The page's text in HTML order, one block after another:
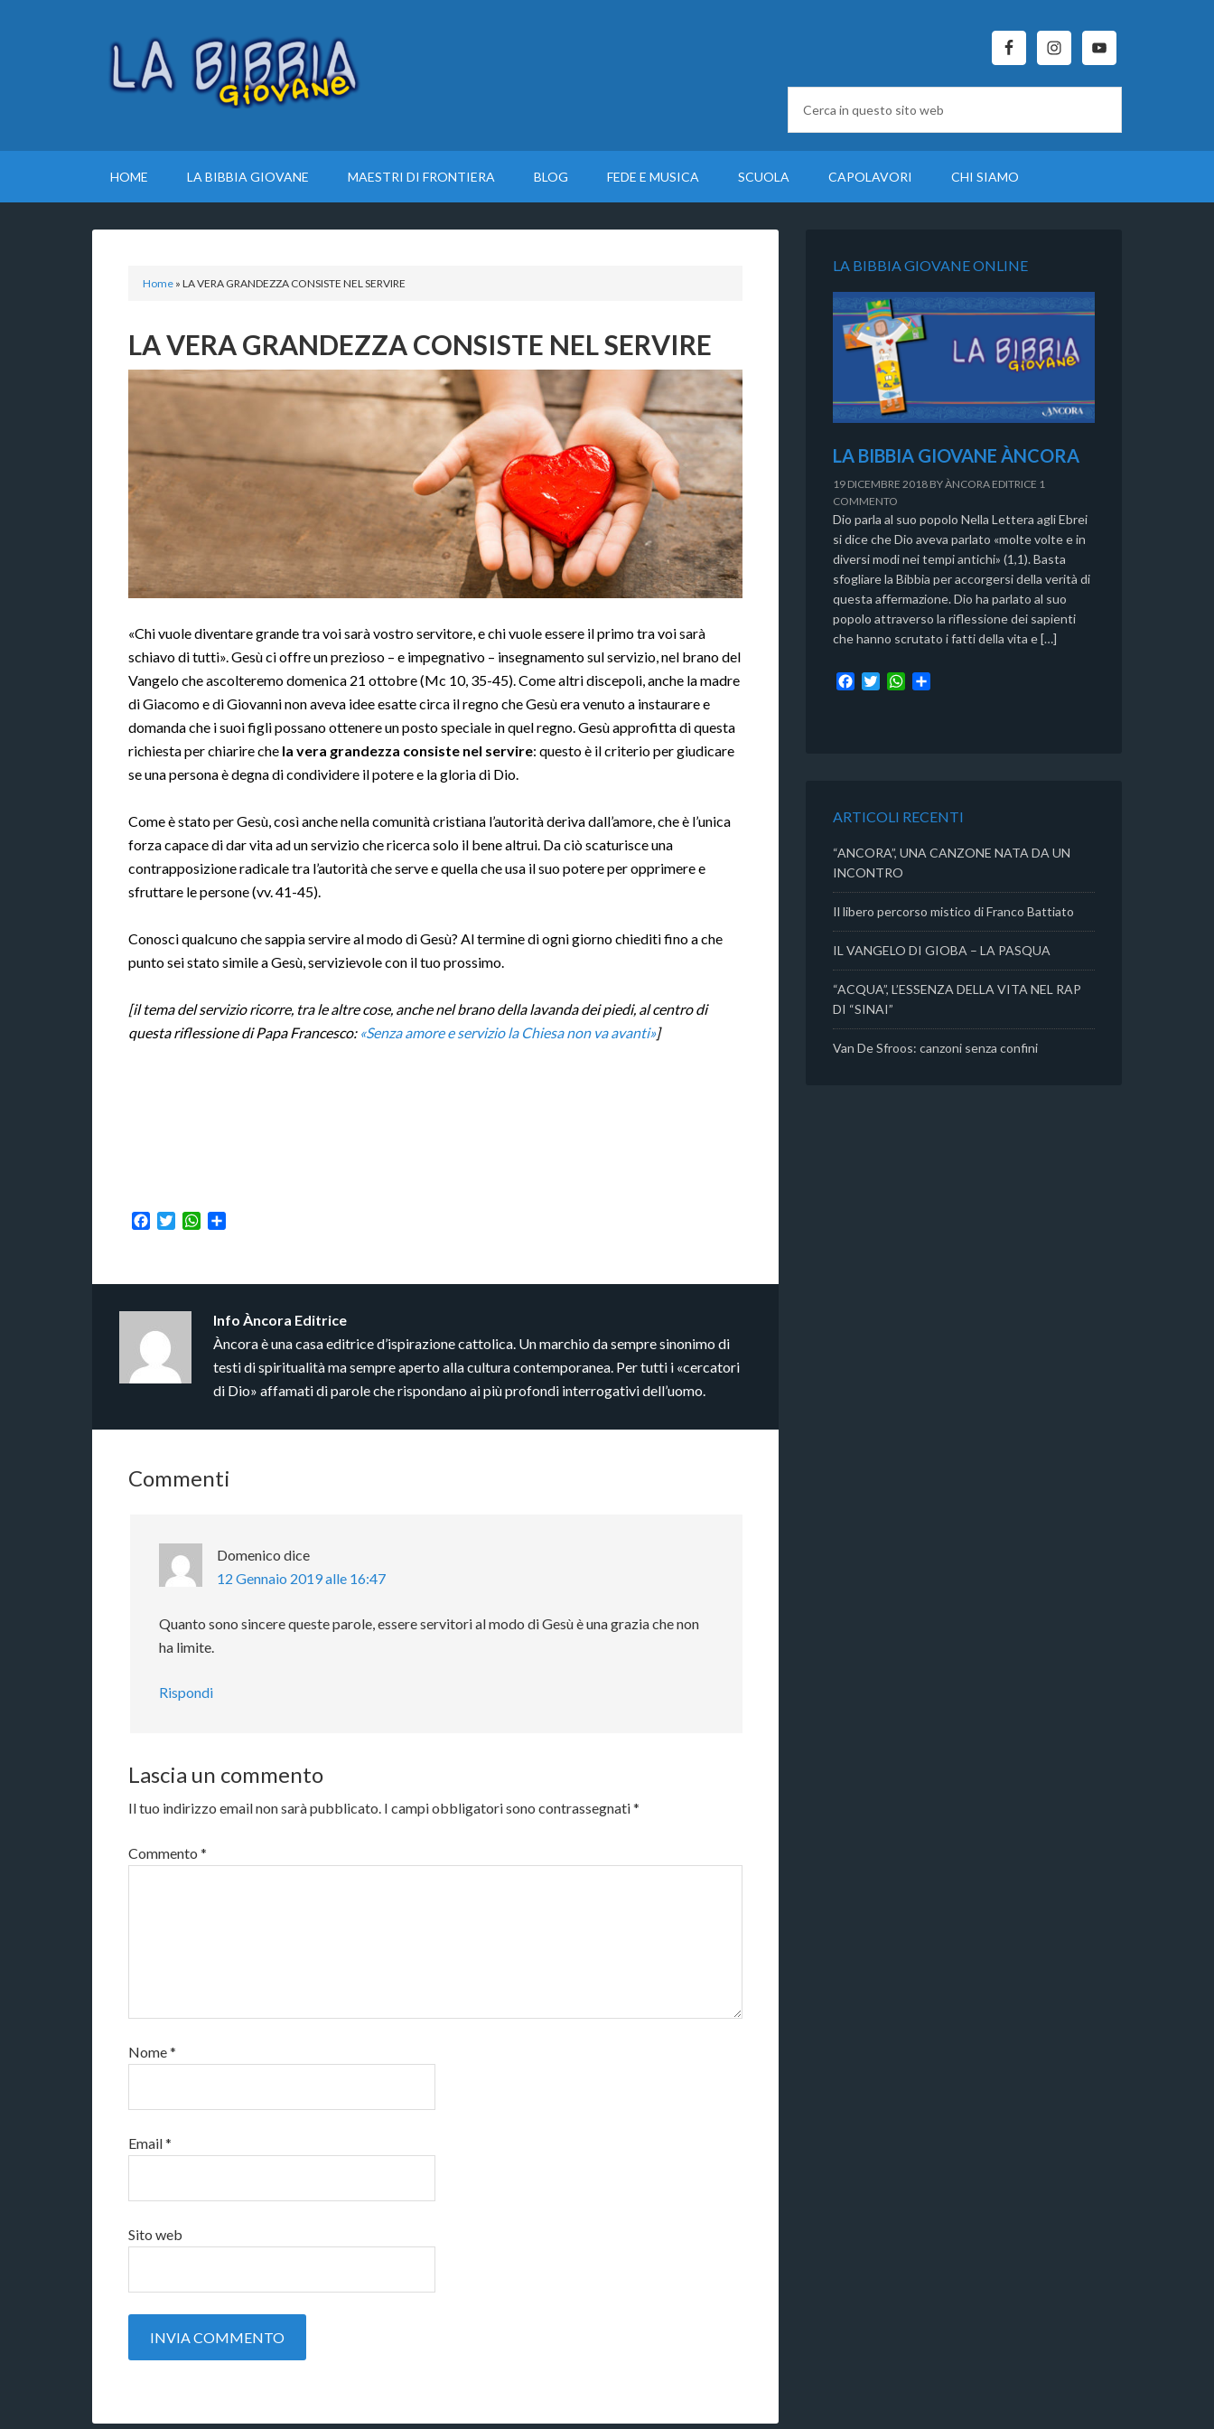
HOME LA BIBBIA GIOVANE MAESTRI DI FRONTIERA BLOG FEDE E MUSICA SCUOLA CAPOLAVORI CHI SIAMO
Home » LA VERA GRANDEZZA CONSISTE NEL SERVIRE
LA VERA GRANDEZZA CONSISTE NEL SERVIRE
«Chi vuole diventare grande tra voi sarà vostro servitore, e chi vuole essere il primo tra voi sarà
schiavo di tutti». Gesù ci offre un prezioso – e impegnativo – insegnamento sul servizio, nel brano del
Vangelo che ascolteremo domenica 21 ottobre (Mc 10, 35-45). Come altri discepoli, anche la madre
di Giacomo e di Giovanni non aveva idee esatte circa il regno che Gesù era venuto a instaurare e
domanda che i suoi figli possano ottenere un posto speciale in quel regno. Gesù approfitta di questa
richiesta per chiarire che la vera grandezza consiste nel servire: questo è il criterio per giudicare
se una persona è degna di condividere il potere e la gloria di Dio.
Come è stato per Gesù, così anche nella comunità cristiana l’autorità deriva dall’amore, che è l’unica
forza capace di dar vita ad un servizio che ricerca solo il bene altrui. Da ciò scaturisce una
contrapposizione radicale tra l’autorità che serve e quella che usa il suo potere per opprimere e
sfruttare le persone (vv. 41-45).
Conosci qualcuno che sappia servire al modo di Gesù? Al termine di ogni giorno chiediti fino a che
punto sei stato simile a Gesù, servizievole con il tuo prossimo.
[il tema del servizio ricorre, tra le altre cose, anche nel brano della lavanda dei piedi, al centro di
questa riflessione di Papa Francesco: «Senza amore e servizio la Chiesa non va avanti»]
Facebook
TwitterWhatsApp
Info Àncora Editrice
Àncora è una casa editrice d’ispirazione cattolica. Un marchio da sempre sinonimo di
testi di spiritualità ma sempre aperto alla cultura contemporanea. Per tutti i «cercatori
di Dio» affamati di parole che rispondano ai più profondi interrogativi dell’uomo.
Commenti
Domenico dice
12 Gennaio 2019 alle 16:47
Quanto sono sincere queste parole, essere servitori al modo di Gesù è una grazia che non
ha limite.
Rispondi
Lascia un commento
Il tuo indirizzo email non sarà pubblicato. I campi obbligatori sono contrassegnati*
Commento *
Nome*
Email*
Sito web
LA BIBBIA GIOVANE ONLINE
LA BIBBIA GIOVANE ÀNCORA
19 DICEMBRE 2018 BYÀNCORA EDITRICE 1
COMMENTO
Dio parla al suo popolo Nella Lettera agli Ebrei
si dice che Dio aveva parlato «molte volte e in
diversi modi nei tempi antichi» (1,1). Basta
sfogliare la Bibbia per accorgersi della verità di
questa affermazione. Dio ha parlato al suo
popolo attraverso la riflessione dei sapienti
che hanno scrutato i fatti della vita e […]
W
i
ARTICOLI RECENTI
“ANCORA”, UNA CANZONE NATA DA UN
INCONTRO
Il libero percorso mistico di Franco Battiato
IL VANGELO DI GIOBA – LA PASQUA
“ACQUA”, L’ESSENZA DELLA VITA NEL RAP
DI “SINAI”
Van De Sfroos: canzoni senza confini